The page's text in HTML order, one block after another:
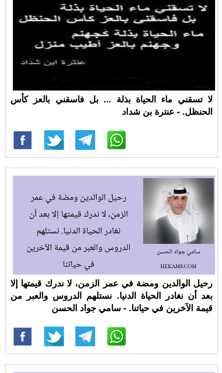
لا تسقني ماء الحياة بذلة ... بل فاسقني بالعز كأس
الحنظل. - عنترة بن شداد
رحيل الوالدين ومضة في عمر الزمن، لا ندرك قيمتها إلا
بعد أن نغادر الحياة الدنيا. نستلهم الدروس والعبر من
قيمة الآخرين في حياتنا. - سامي جواد الحسن